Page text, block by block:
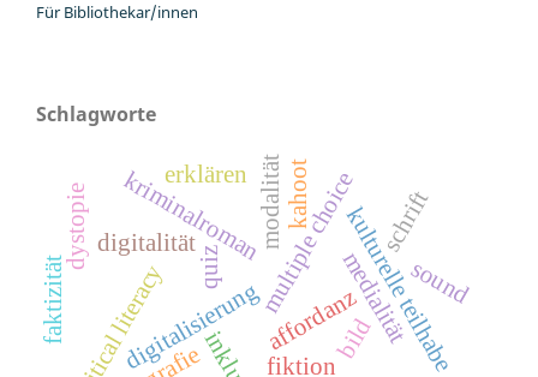
Für Bibliothekar/innen
Schlagworte
quiz
affordanz
digitalisierung
multiple choice
kahoot
digitalität kulturelle teilhabe
critical literacy
kriminalroman
dystopie
medialität
modalität schrift
bild
sound
fiktion
faktizität
erklären